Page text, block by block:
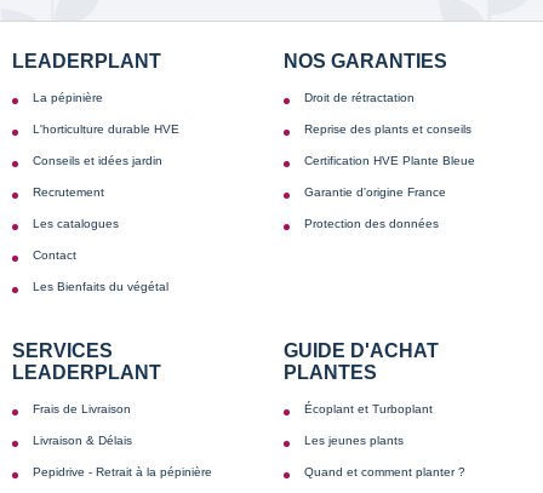
LEADERPLANT
La pépinière
L'horticulture durable HVE
Conseils et idées jardin
Recrutement
Les catalogues
Contact
Les Bienfaits du végétal
NOS GARANTIES
Droit de rétractation
Reprise des plants et conseils
Certification HVE Plante Bleue
Garantie d'origine France
Protection des données
SERVICES
LEADERPLANT
Frais de Livraison
Livraison & Délais
Pepidrive - Retrait à la pépinière
GUIDE D'ACHAT
PLANTES
Écoplant et Turboplant
Les jeunes plants
Quand et comment planter ?